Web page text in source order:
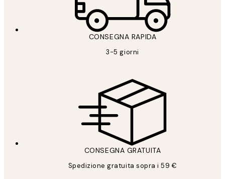
CONSEGNA RAPIDA
3-5 giorni
CONSEGNA GRATUITA
Spedizione gratuita sopra i 59 €